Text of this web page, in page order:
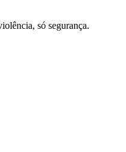
só segurança.